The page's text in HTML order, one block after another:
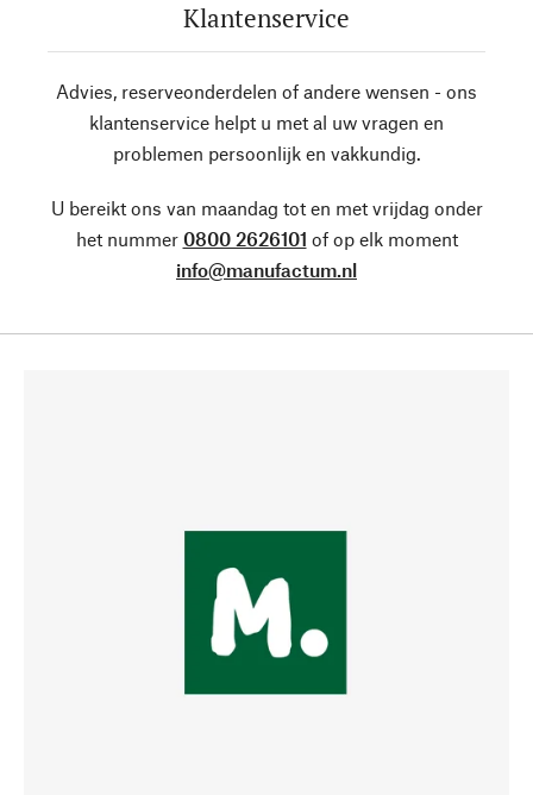
Klantenservice
Advies, reserveonderdelen of andere wensen - ons
klantenservice helpt u met al uw vragen en
problemen persoonlijk en vakkundig.
U bereikt ons van maandag tot en met vrijdag onder
het nummer 0800 2626101 of op elk moment
info@manufactum.nl